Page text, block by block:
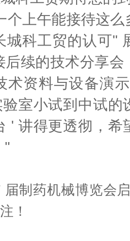
上午能接待这么
城科工贸的认可"
后续的技术分享
术资料与设备演
室小试到中试的
' 讲得更透彻，希
"